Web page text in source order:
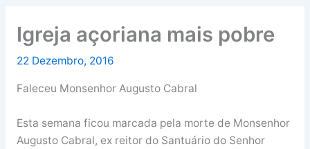
Igreja açoriana mais pobre
22 Dezembro, 2016
Faleceu Monsenhor Augusto Cabral
Esta semana ficou marcada pela morte de Monsenhor
Augusto Cabral, ex reitor do Santuário do Senhor